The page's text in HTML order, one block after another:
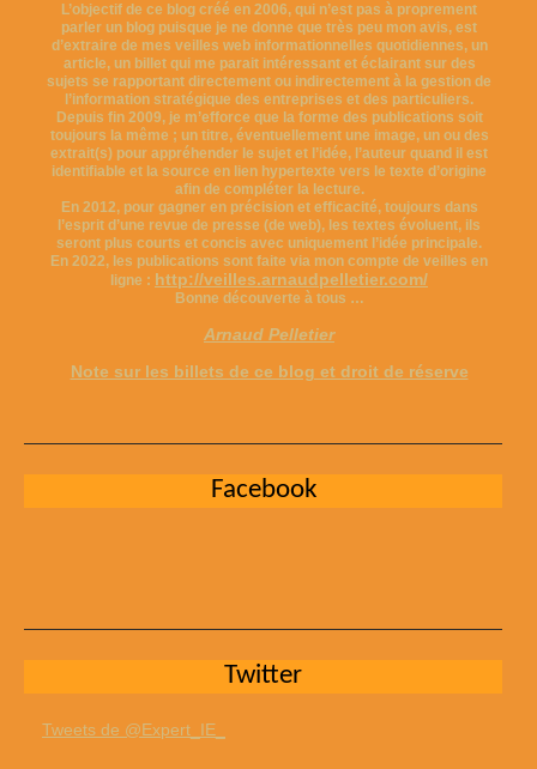
L’objectif de ce blog créé en 2006, qui n’est pas à proprement
parler un blog puisque je ne donne que très peu mon avis, est
d’extraire de mes veilles web informationnelles quotidiennes, un
article, un billet qui me parait intéressant et éclairant sur des
sujets se rapportant directement ou indirectement à la gestion de
l’information stratégique des entreprises et des particuliers.
Depuis fin 2009, je m’efforce que la forme des publications soit
toujours la même ; un titre, éventuellement une image, un ou des
extrait(s) pour appréhender le sujet et l’idée, l’auteur quand il est
identifiable et la source en lien hypertexte vers le texte d’origine
afin de compléter la lecture.
En 2012, pour gagner en précision et efficacité, toujours dans
l’esprit d’une revue de presse (de web), les textes évoluent, ils
seront plus courts et concis avec uniquement l’idée principale.
En 2022, les publications sont faite via mon compte de veilles en
ligne : http://veilles.arnaudpelletier.com/
Bonne découverte à tous …
Arnaud Pelletier
Note sur les billets de ce blog et droit de réserve
Facebook
Twitter
Tweets de @Expert_IE_